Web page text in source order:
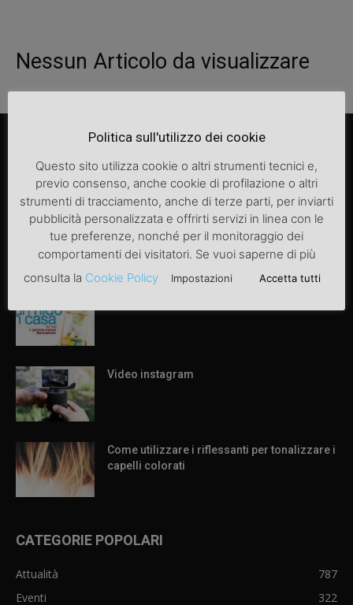
Nessun Articolo da visualizzare
ARTICOLI POPOLARI
Video instagram
Come utilizzare i riflessanti per tonalizzare i
capelli colorati
CATEGORIE POPOLARI
Attualità
787
Eventi
322
Politica sull'utilizzo dei cookie
Questo sito utilizza cookie o altri strumenti tecnici e,
previo consenso, anche cookie di profilazione o altri
strumenti di tracciamento, anche di terze parti, per inviarti
pubblicità personalizzata e offrirti servizi in linea con le
tue preferenze, nonché per il monitoraggio dei
comportamenti dei visitatori. Se vuoi saperne di più
consulta la Cookie Policy Impostazioni Accetta tutti